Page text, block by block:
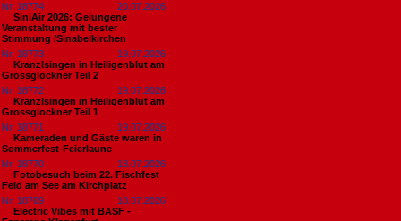
Nr. 18774
20.07.2026
SiniAir 2026: Gelungene
Veranstaltung mit bester
Stimmung /Sinabelkirchen
Nr. 18773
19.07.2026
Kranzlsingen in Heiligenblut am
Grossglockner Teil 2
Nr. 18772
19.07.2026
Kranzlsingen in Heiligenblut am
Grossglockner Teil 1
Nr. 18771
19.07.2026
Kameraden und Gäste waren in
Sommerfest-Feierlaune
Nr. 18770
18.07.2026
Fotobesuch beim 22. Fischfest
Feld am See am Kirchplatz
Nr. 18769
18.07.2026
Electric Vibes mit BASF -